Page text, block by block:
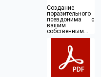
Редактор
никнеймов с
символами
Создание
поразительного
псевдонима с
вашим
собственным
стилем